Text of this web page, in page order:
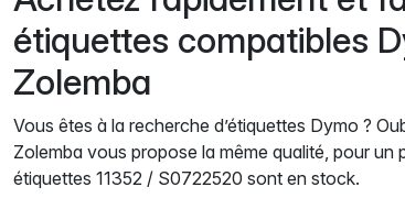
étiquettes compatibles
Zolemba
Vous êtes à la recherche d’étiquettes Dymo ?
Zolemba vous propose la même qualité, pour un
étiquettes 11352 / S0722520 sont en stock.